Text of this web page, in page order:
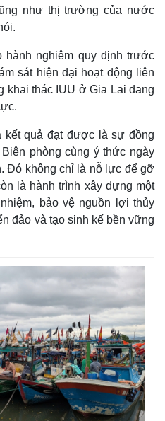
như thị trường của nước
hành nghiêm quy định trước
sát hiện đại hoạt động liên
khai thác IUU ở Gia Lai đang
quả đạt được là sự đồng
phòng cùng ý thức ngày
Đó không chỉ là nỗ lực để gỡ
là hành trình xây dựng một
bảo vệ nguồn lợi thủy
đảo và tạo sinh kế bền vững